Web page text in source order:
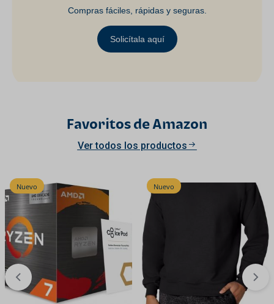
Compras fáciles, rápidas y seguras.
Solicítala aquí
Favoritos de Amazon
Ver todos los productos
Nuevo Nuevo